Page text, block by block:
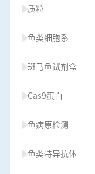
质粒
鱼类细胞系
斑马鱼试剂盒
Cas9蛋白
鱼病原检测
鱼类特异抗体